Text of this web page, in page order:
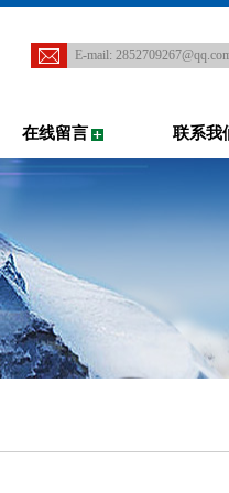
E-mail:
在线留言 联系我